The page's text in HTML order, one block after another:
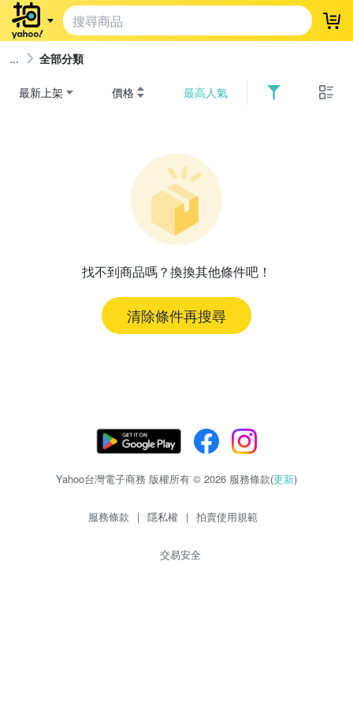
登
全部分類
最新上架 價格 最高人氣
找不到商品嗎？換換其他條件吧！
清除條件再搜尋
Yahoo台灣電子商務 版權所有 © 2026 服務條款(更新)
服務條款 | 隱私權 | 拍賣使用規範
交易安全